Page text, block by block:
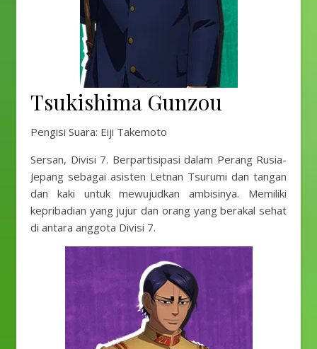
Tsukishima Gunzou
Pengisi Suara: Eiji Takemoto
Sersan, Divisi 7. Berpartisipasi dalam Perang Rusia-
Jepang sebagai asisten Letnan Tsurumi dan tangan
dan kaki untuk mewujudkan ambisinya. Memiliki
kepribadian yang jujur dan orang yang berakal sehat
di antara anggota Divisi 7.